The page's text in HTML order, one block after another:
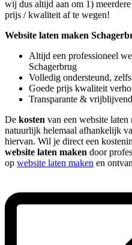
wij dus altijd aan om 1)
prijs / kwaliteit af te wegen!
Website laten maken
Altijd een professioneel
Schagerbrug
Volledig ondersteund,
Goede prijs kwaliteit
Transparante &
De kosten van een website
natuurlijk helemaal afhankelijk
hiervan. Wil je direct een
website laten maken door
op website laten maken en